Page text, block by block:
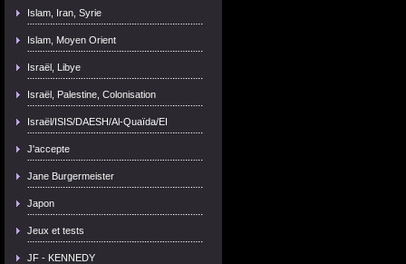
Islam, Iran, Syrie
Islam, Moyen Orient
Israël, Libye
Israël, Palestine, Colonisation
Israël/ISIS/DAESH/Al-Quaïda/EI
J'accepte
Jane Burgermeister
Japon
Jeux et tests
JF - KENNEDY